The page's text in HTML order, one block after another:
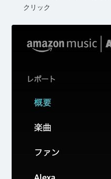
クリック